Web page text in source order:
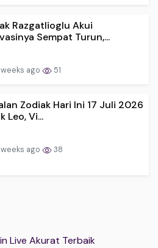
Razgatlioglu Akui
Sempat Turun,...
ago 51
Zodiak Hari Ini 17 Juli 2026
Leo, Vi...
ago 38
Live Akurat Terbaik